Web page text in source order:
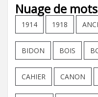
Nuage de mots
1914 1918
BIDON BOIS
CAHIER CANON